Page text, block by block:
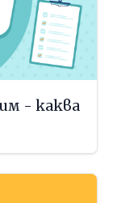
- каква